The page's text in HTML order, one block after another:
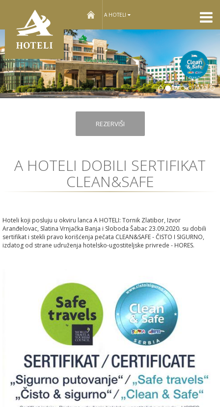
home A HOTELI
REZERVIŠI
A HOTELI DOBILI SERTIFIKAT
CLEAN&SAFE
Hoteli koji posluju u okviru lanca A HOTELI: Tornik Zlatibor, Izvor
Aranđelovac, Slatina Vrnjačka Banja i Sloboda Šabac 23.09.2020. su dobili
sertifikat i stekli pravo korišćenja pečata CLEAN&SAFE - ČISTO I SIGURNO,
izdatog od strane udruženja hotelsko-ugostiteljske privrede - HORES.